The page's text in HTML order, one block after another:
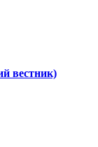
вестник)